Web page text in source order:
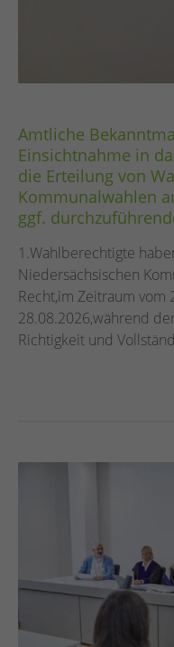
Amtliche
Einsichtnahme in
die Erteilung von
Kommunalwahlen
ggf.
1.Wahlberechtigte haben
Niedersächsischen
Recht,im Zeitraum vom
28.08.2026,während
Richtigkeit und
Wählerverzeichnis
und zwar an folgender
soll bei der
Wahlbenachrichtigung
wahlberechtigt zu sein,
Einsichtnahme in das
nehmen und ggf. die Berichtigung des